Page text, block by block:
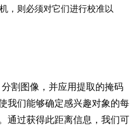
，则必须对它们进行校准以
割图像，并应用提取的掩码
我们能够确定感兴趣对象的每
通过获得此距离信息，我们可